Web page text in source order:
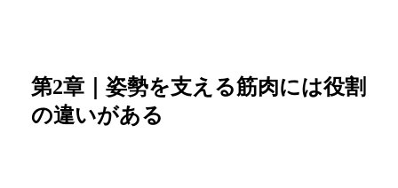
第2章｜姿勢を支える筋肉には役割
の違いがある